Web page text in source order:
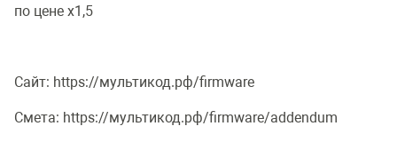
по цене х1,5
Сайт: https://мультикод.рф/firmware
Смета: https://мультикод.рф/firmware/addendum